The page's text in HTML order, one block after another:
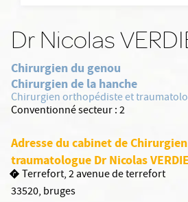
Dr Nicolas
Chirurgien du genou
Chirurgien de la hanche
Chirurgien orthopédiste et
Conventionné secteur :2
Adresse du cabinet de
traumatologue Dr Nicolas
Terrefort, 2 avenue de terrefort
33520, bruges